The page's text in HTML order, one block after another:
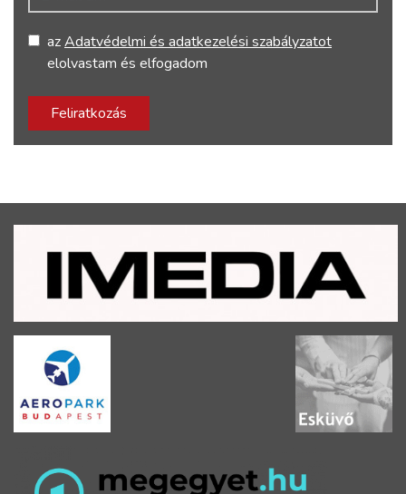
azAdatvédelmi és adatkezelési szabályzatot
elolvastam és elfogadom
Feliratkozás